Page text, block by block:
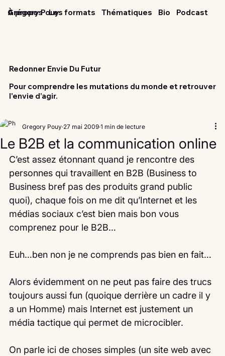
Grégory Pouy
À propos Les formats Thématiques Podcast
Bio
Redonner Envie Du Futur
Pour comprendre les mutations du monde et retrouver
l'envie d’agir.
Le B2B et la communication online
Gregory Pouy 27 mai 2009 1 min de lecture
C’est assez étonnant quand je rencontre des
personnes qui travaillent en B2B (Business to
Business bref pas des produits grand public
quoi), chaque fois on me dit qu’Internet et les
médias sociaux c’est bien mais bon vous
comprenez pour le B2B…
Euh…ben non je ne comprends pas bien en fait…
Alors évidemment on ne peut pas faire des trucs
toujours aussi fun (quoique derrière un cadre il y
a un Homme) mais Internet est justement un
média tactique qui permet de microcibler.
On parle ici de choses simples (un site web avec